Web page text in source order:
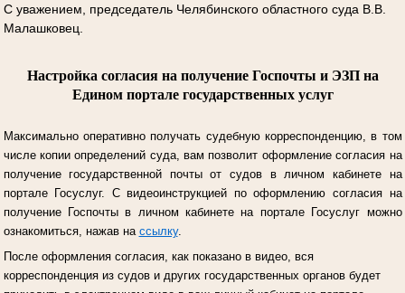
С уважением, председатель Челябинского областного суда В.В.
Малашковец.
Настройка согласия на получение Госпочты и ЭЗП на
Едином портале государственных услуг
Максимально оперативно получать судебную корреспонденцию, в том
числе копии определений суда, вам позволит оформление согласия на
получение государственной почты от судов в личном кабинете на
портале Госуслуг. С видеоинструкцией по оформлению согласия на
получение Госпочты в личном кабинете на портале Госуслуг можно
ознакомиться, нажав на ссылку.
После оформления согласия, как показано в видео, вся
корреспонденция из судов и других государственных органов будет